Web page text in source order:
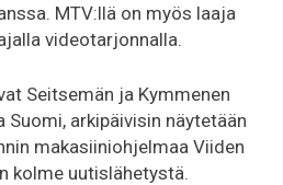
MTV:llä on myös laaja
videotarjonnalla.
Seitsemän ja Kymmenen
Suomi, arkipäivisin näytetään
makasiiniohjelmaa Viiden
kolme uutislähetystä.